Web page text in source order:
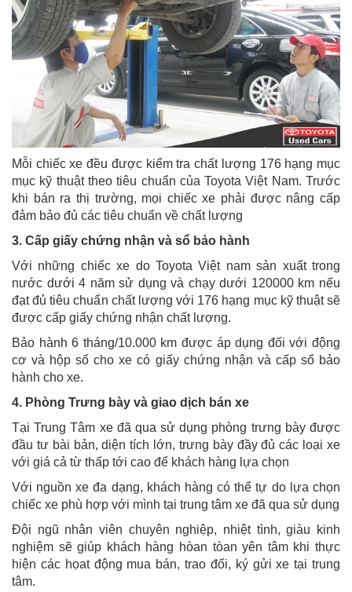
Mỗi chiếc xe đều được kiểm tra chất lượng 176 hạng mục
mục kỹ thuật theo tiêu chuẩn của Toyota Việt Nam. Trước
khi bán ra thị trường, mọi chiếc xe phải được nâng cấp
đảm bảo đủ các tiêu chuẩn về chất lượng
3. Cấp giấy chứng nhận và sổ bảo hành
Với những chiếc xe do Toyota Việt nam sản xuất trong
nước dưới 4 năm sử dụng và chạy dưới 120000 km nếu
đạt đủ tiêu chuẩn chất lượng với 176 hạng mục kỹ thuật sẽ
được cấp giấy chứng nhận chất lượng.
Bảo hành 6 tháng/10.000 km được áp dụng đối với động
cơ và hộp số cho xe có giấy chứng nhận và cấp sổ bảo
hành cho xe.
4. Phòng Trưng bày và giao dịch bán xe
Tại Trung Tâm xe đã qua sử dụng phòng trưng bày được
đầu tư bài bản, diện tích lớn, trưng bày đầy đủ các loại xe
với giá cả từ thấp tới cao để khách hàng lựa chọn
Với nguồn xe đa dạng, khách hàng có thể tự do lựa chọn
chiếc xe phù hợp với mình tại trung tâm xe đã qua sử dụng
Đội ngũ nhân viên chuyên nghiệp, nhiệt tình, giàu kinh
nghiệm sẽ giúp khách hàng hòan tòan yên tâm khi thực
hiện các họat động mua bán, trao đổi, ký gửi xe tại trung
tâm.